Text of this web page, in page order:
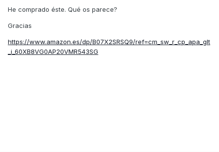
He comprado éste. Qué os parece?
Gracias
https://www.amazon.es/dp/B07X2SRSQ9/ref=cm_sw_r_cp_apa_glt
_i_60XB8VG0AP20VMR543SG